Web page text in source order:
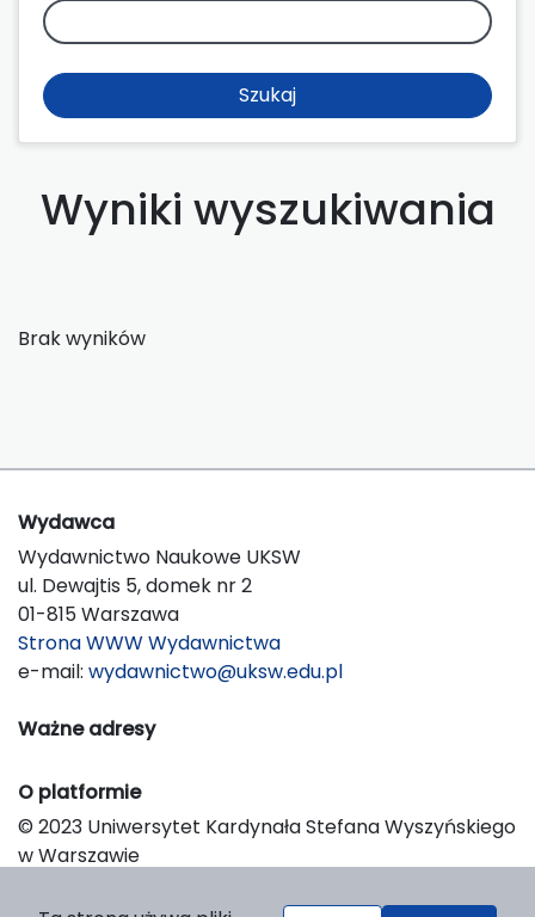
Szukaj
Wyniki wyszukiwania
Brak wyników
Wydawca
Wydawnictwo Naukowe UKSW
ul. Dewajtis 5, domek nr 2
01-815 Warszawa
Strona WWW Wydawnictwa
e-mail: wydawnictwo@uksw.edu.pl
Ważne adresy
O platformie
© 2023 Uniwersytet Kardynała Stefana Wyszyńskiego
w Warszawie